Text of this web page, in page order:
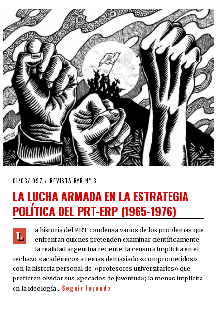
POSTED
01/03/1997 13/04/2020
REVISTA RYR N˚ 3
LA LUCHA ARMADA EN LA ESTRATEGIA
POLÍTICA DEL PRT-ERP (1965-1976)
L
a historia del PRT condensa varios de los problemas que
enfrentan quienes pretenden examinar científicamente
la realidad argentina reciente: la censura implícita en el
rechazo «académico» a temas demasiado «comprometidos»
con la historia personal de «profesores universitarios» que
prefieren olvidar sus «pecados de juventud»; la menos implícita
en la ideología… Seguir leyendo